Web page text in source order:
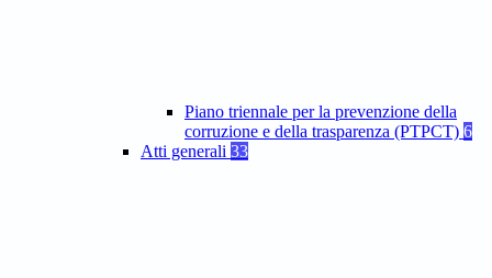
Piano triennale per la prevenzione della
corruzione e della trasparenza (PTPCT) 6
Atti generali 33